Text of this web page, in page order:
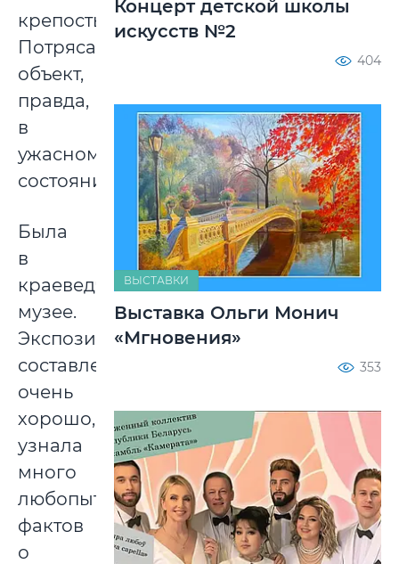
крепость.
Потрясающий
объект,
правда,
в
ужасном
состоянии.
Была
в
краеведческом
музее.
Экспозиции
составлены
очень
хорошо,
узнала
много
любопытных
фактов
о
Концерт детской школы
искусств №2
404
ВЫСТАВКИ
Выставка Ольги Монич
«Мгновения»
353